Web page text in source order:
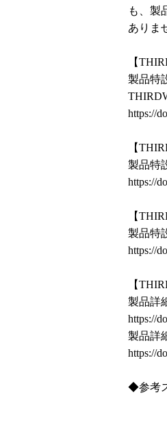
も、製
ありま
【
製品特
https://
【
製品特
https://
【
製品特
https://
【
製品詳
https://
製品詳
https://
◆参考